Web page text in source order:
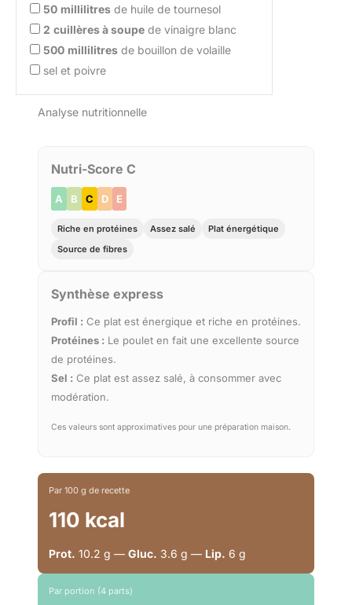
50 millilitres de huile de tournesol
2 cuillères à soupe de vinaigre blanc
500 millilitres de bouillon de volaille
sel et poivre
Analyse nutritionnelle
Nutri-Score C
A B C D E
Riche en protéines Assez salé
Plat énergétique
Source de fibres
Synthèse express
Profil : Ce plat est énergique et riche en protéines.
Protéines : Le poulet en fait une excellente source
de protéines.
Sel : Ce plat est assez salé, à consommer avec
modération.
Ces valeurs sont approximatives pour une préparation maison.
Par 100 g de recette
110 kcal
Prot. 10.2 g — Gluc. 3.6 g — Lip. 6 g
Par portion (4 parts)